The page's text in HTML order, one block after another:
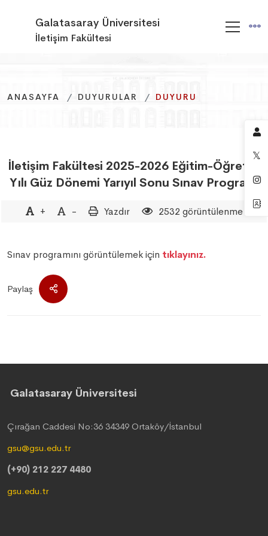
Galatasaray Üniversitesi
İletişim Fakültesi
ANASAYFA DUYURULAR DUYURU
ANASAYFA DUYURULAR DUYURU
ANASAYFA DUYURULAR DUYURU
İletişim Fakültesi 2025-2026 Eğitim-Öğretim
Yılı Güz Dönemi Yarıyıl Sonu Sınav Programı
+ - Yazdır 2532 görüntülenme
Sınav programını görüntülemek için tıklayınız.
Paylaş
Galatasaray Üniversitesi
Çırağan Caddesi No:36 34349 Ortaköy/İstanbul
gsu@gsu.edu.tr
(+90) 212 227 4480
gsu.edu.tr